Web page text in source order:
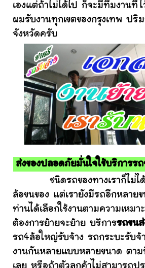
เองแต่ถ้าไม่ได้ไป ก็จะมีทีมงานที่
ผมรับงานทุกเขตของกรุงเทพ ปริ
จังหวัดครับ
ส่งของปลอดภัยมั่นใจใช้บริการร
ชนิดรถของทางเราก็ไม่ได้
ล้อขนของ แต่เรายังมีรถอีกหลาย
ท่านได้เลือกใช้งานตามความเหม
ต้องการย้ายจะย้าย บริการรถขน
รถ4ล้อใหญ่รับจ้าง รถกระบะรับจ้า
งานกันหลายแบบหลายขนาด ตา